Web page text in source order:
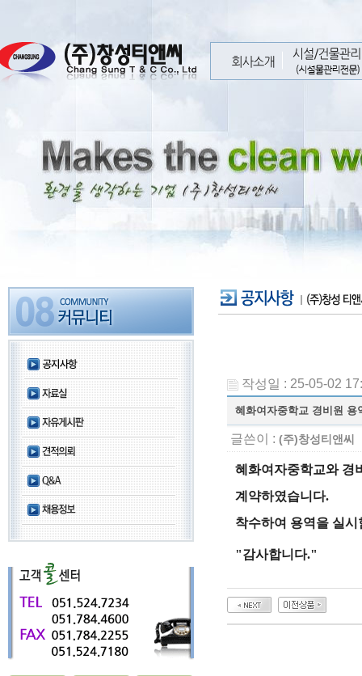
작성일 : 25-05-02
혜화여자중학교 경비원 용
글쓴이 : (주)창성티앤씨
혜화여자중학교와 경
계약하였습니다.
착수하여 용역을 실
"감사합니다."